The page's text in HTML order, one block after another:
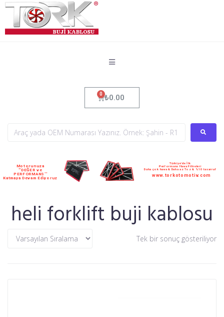
₺0.00
Motorunuza
''DEĞER ve
PERFORMANS''
Katmaya Devam Ediyoruz
Türkiye'de İlk
Performans Hava Filtreleri
Daha çok hava & Daha az Toz & %10 tasarruf
www.torkotomotiv.com
heli forklift buji kablosu
Tek bir sonuç gösteriliyor